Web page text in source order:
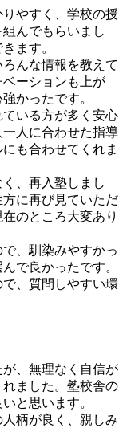
やすく、学校の授
んでもらいまし
ます。
んな情報を教えて
ーションも上が
かったです。
いる方が多く安心
人に合わせた指導
も合わせてくれま
、再入塾しまし
に再び見ていただ
のところ大変あり
、馴染みやすかっ
で良かったです。
、質問しやすい環
、無理なく自信が
ました。塾校舎の
と思います。
柄が良く、親しみ